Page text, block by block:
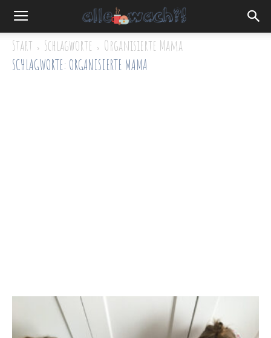
Start Schlagworte
Organisierte Mama
SCHLAGWORTE: ORGANISIERTE MAMA